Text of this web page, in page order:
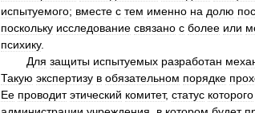
испытуемого; вместе с тем именно на долю
поскольку исследование связано с более или
психику.
Для защиты испытуемых разработан
Такую экспертизу в обязательном порядке
Ее проводит этический комитет, статус которого